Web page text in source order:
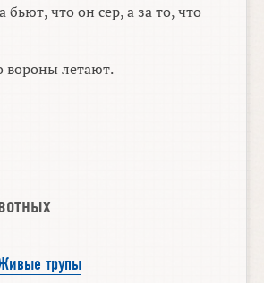
бьют, что он сер, а за то, что
вороны летают.
трупы